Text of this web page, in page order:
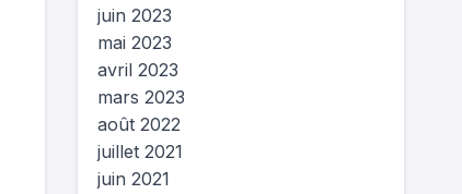
juin 2023
mai 2023
avril 2023
mars 2023
août 2022
juillet 2021
juin 2021